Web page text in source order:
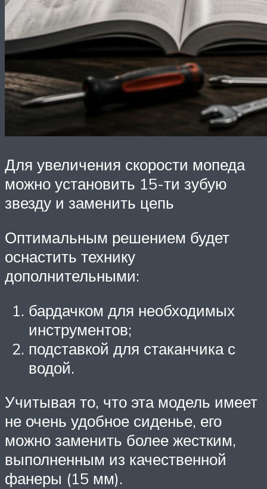
Для увеличения скорости мопеда
можно установить 15-ти зубую
звезду и заменить цепь
Оптимальным решением будет
оснастить технику
дополнительными:
бардачком для необходимых
инструментов;
подставкой для стаканчика с
водой.
Учитывая то, что эта модель имеет
не очень удобное сиденье, его
можно заменить более жестким,
выполненным из качественной
фанеры (15 мм).